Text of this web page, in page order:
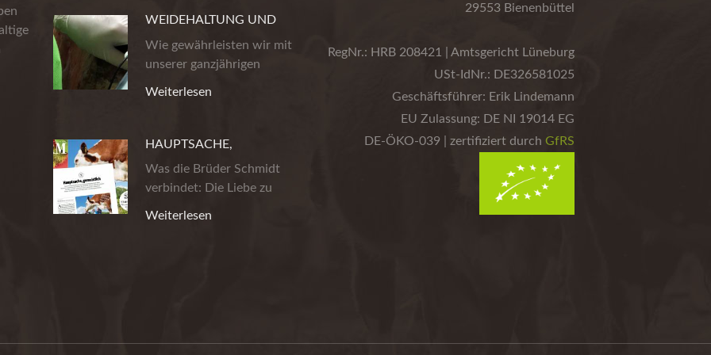
WEIDEHALTUNG UND
PRODUKTSICHERHEIT
Wie gewährleisten wir mit
unserer ganzjährigen
Weiterlesen
HAUPTSACHE,
GEMUHTLICH!
Was die Brüder Schmidt
verbindet: Die Liebe zu
Weiterlesen
29553 Bienenbüttel
RegNr.: HRB 208421 | Amtsgericht Lüneburg
USt-IdNr.: DE326581025
Geschäftsführer: Erik Lindemann
EU Zulassung: DE NI 19014 EG
DE-ÖKO-039 | zertifiziert durch GfRS